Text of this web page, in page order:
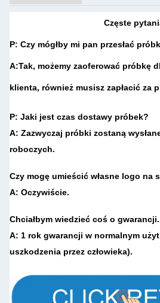
Częste
P: Czy mógłby mi pan przesłać
A:Tak, możemy zaoferować próbkę
klienta, również musisz zapłacić za
P: Jaki jest czas dostawy próbek?
A: Zazwyczaj próbki zostaną
roboczych.
Czy mogę umieścić własne logo na
A: Oczywiście.
Chciałbym wiedzieć coś o gwarancji.
A: 1 rok gwarancji w normalnym
uszkodzenia przez człowieka).